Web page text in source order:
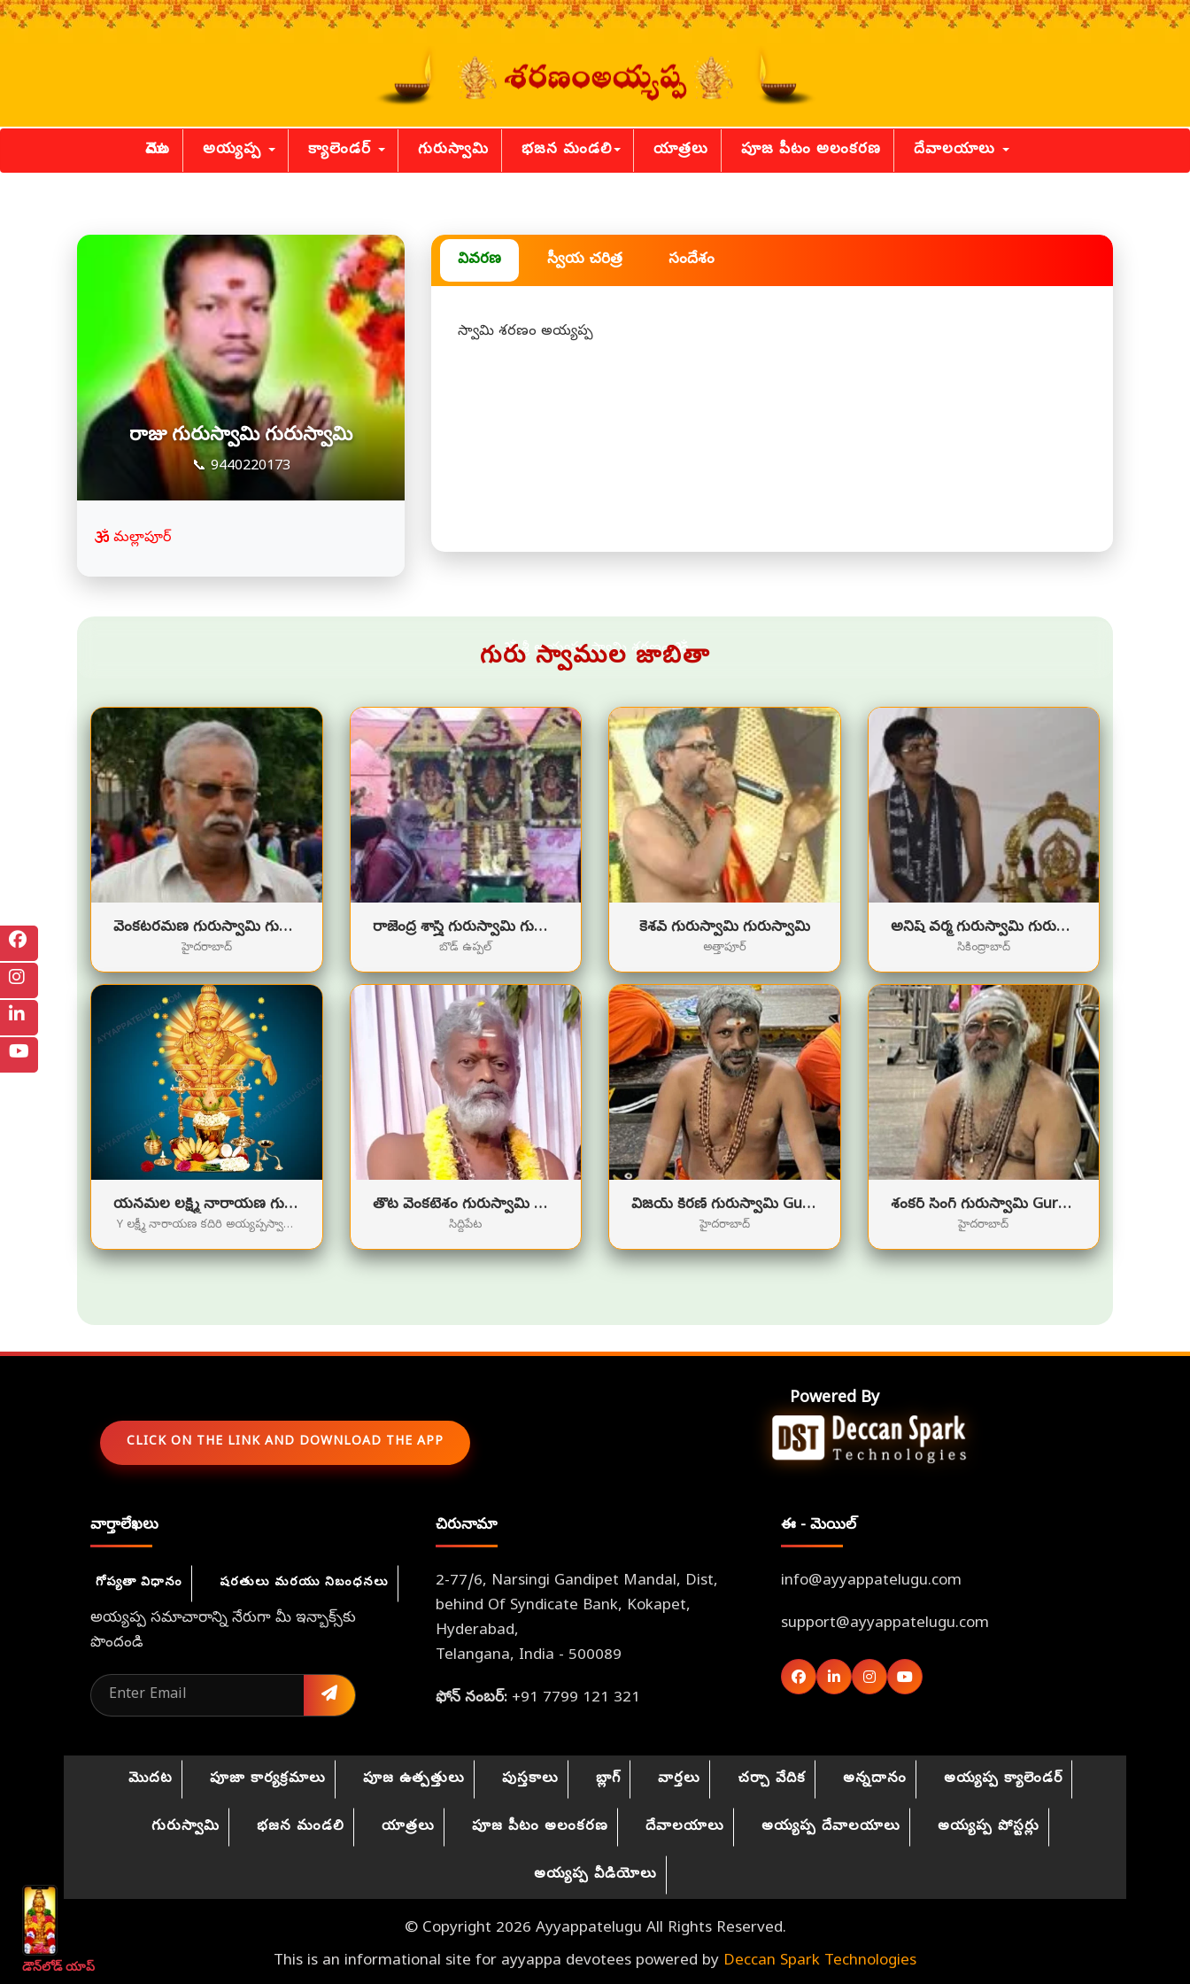
మొదట అయ్యప్ప క్యాలెండర్ గురుస్వామి భజన మండలి యాత్రలు పూజ పీటం అలంకరణ దేవాలయాలు
డౌన్‌లోడ్ యాప్
రాజు గురుస్వామి గురుస్వామి
📞 9440220173
మల్లాపూర్
వివరణ స్వీయ చరిత్ర సందేశం
స్వామి శరణం అయ్యప్ప
శ్రీ అయ్యప్ప స్వామి శరణం
గురు స్వాముల జాబితా
వెంకటరమణ గురుస్వామి గురుస్వామి
హైదరాబాద్
రాజేంద్ర శాస్త్రీ గురుస్వామి గురుస్వామి
బొడ్ ఉప్పల్
కేశవ్ గురుస్వామి గురుస్వామి
అత్తాపూర్
అనిష్ వర్మ గురుస్వామి గురుస్వామి
సికింద్రాబాద్
యనమల లక్ష్మీ నారాయణ గురుస్వామి లక్ష్మీ నారాయణ
Y లక్ష్మీ నారాయణ కదిరి అయ్యప్పస్వామి
తోట వెంకటేశం గురుస్వామి వెంకటేశం
సిద్దిపేట
విజయ్ కిరణ్ గురుస్వామి GuruSwamy
హైదరాబాద్
శంకర్ సింగ్ గురుస్వామి Guru Swamy
హైదరాబాద్
Powered By
CLICK ON THE LINK AND DOWNLOAD THE APP
వార్తాలేఖలు
గోప్యతా విధానం షరతులు మరయు నిబంధనలు
అయ్యప్ప సమాచారాన్ని నేరుగా మీ ఇన్బాక్స్‌కు
పొందండి
చిరునామా
2-77/6, Narsingi Gandipet Mandal, Dist,
behind Of Syndicate Bank, Kokapet,
Hyderabad,
Telangana, India - 500089
ఫోన్ నంబర్: +91 7799 121 321
ఈ - మెయిల్
info@ayyappatelugu.com
support@ayyappatelugu.com
మొదట పూజా కార్యక్రమాలు పూజ ఉత్పత్తులు పుస్తకాలు బ్లాగ్ వార్తలు చర్చా వేదిక అన్నదానం అయ్యప్ప క్యాలెండర్
గురుస్వామి భజన మండలి యాత్రలు పూజ పీటం అలంకరణ దేవాలయాలు అయ్యప్ప దేవాలయాలు అయ్యప్ప పోస్టర్లు
అయ్యప్ప వీడియోలు
© Copyright 2026 Ayyappatelugu All Rights Reserved.
This is an informational site for ayyappa devotees powered by Deccan Spark Technologies